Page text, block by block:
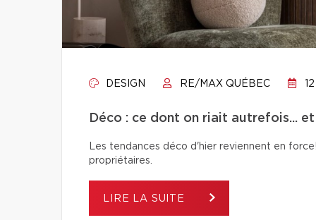
DESIGN RE/MAX QUÉBEC
Déco : ce dont on riait autrefois...
Les tendances déco d'hier reviennent en
propriétaires.
LIRE LA SUITE